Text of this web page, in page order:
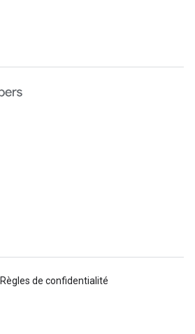
Règles de confidentialité